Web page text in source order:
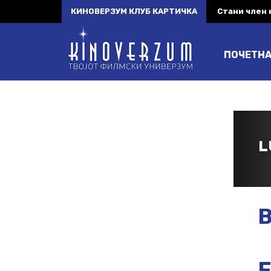
КИНОВЕРЗУМ КЛУБ КАРТИЧКА Стани член
ПОЧЕТНА